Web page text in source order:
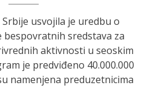
usvojila je uredbu o
sredstava za
aktivnosti u seoskim
je predviđeno 40.000.000
namenjena preduzetnicima